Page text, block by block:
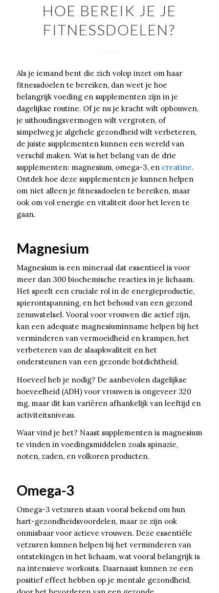
HOE BEREIK JE JE
FITNESSDOELEN?
Als je iemand bent die zich volop inzet om haar
fitnessdoelen te bereiken, dan weet je hoe
belangrijk voeding en supplementen zijn in je
dagelijkse routine. Of je nu je kracht wilt opbouwen,
je uithoudingsvermogen wilt vergroten, of
simpelweg je algehele gezondheid wilt verbeteren,
de juiste supplementen kunnen een wereld van
verschil maken. Wat is het belang van de drie
supplementen: magnesium, omega-3, en creatine.
Ontdek hoe deze supplementen je kunnen helpen
om niet alleen je fitnessdoelen te bereiken, maar
ook om vol energie en vitaliteit door het leven te
gaan.
Magnesium
Magnesium is een mineraal dat essentieel is voor
meer dan 300 biochemische reacties in je lichaam.
Het speelt een cruciale rol in de energieproductie,
spierontspanning, en het behoud van een gezond
zenuwstelsel. Vooral voor vrouwen die actief zijn,
kan een adequate magnesiuminname helpen bij het
verminderen van vermoeidheid en krampen, het
verbeteren van de slaapkwaliteit en het
ondersteunen van een gezonde botdichtheid.
Hoeveel heb je nodig? De aanbevolen dagelijkse
hoeveelheid (ADH) voor vrouwen is ongeveer 320
mg, maar dit kan variëren afhankelijk van leeftijd en
activiteitsniveau.
Waar vind je het? Naast supplementen is magnesium
te vinden in voedingsmiddelen zoals spinazie,
noten, zaden, en volkoren producten.
Omega-3
Omega-3 vetzuren staan vooral bekend om hun
hart-gezondheidsvoordelen, maar ze zijn ook
onmisbaar voor actieve vrouwen. Deze essentiële
vetzuren kunnen helpen bij het verminderen van
ontstekingen in het lichaam, wat vooral belangrijk is
na intensieve workouts. Daarnaast kunnen ze een
positief effect hebben op je mentale gezondheid,